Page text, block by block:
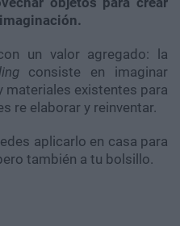
un valor agregado: la
consiste en imaginar
materiales existentes para
re elaborar y reinventar.
aplicarlo en casa para
también a tu bolsillo.